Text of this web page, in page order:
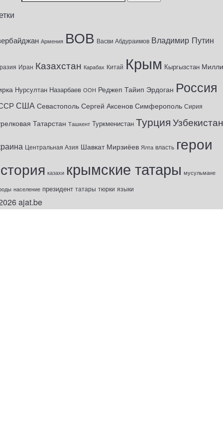
Армения ВОВ Васви Абдураимов Владимир Путин
Иран Казахстан Карабах Китай Крым Кыргызстан Милли
Нурсултан Назарбаев ООН Реджеп Тайип Эрдоган Россия
США Севастополь Сергей Аксенов Симферополь Сирия
Татарстан Ташкент Туркменистан ТурцияУзбекистан
Центральная Азия Шавкат Мирзиёев Ялта власть герои
казахи крымские татары мусульмане
население президент татары тюрки языки
ajat.be